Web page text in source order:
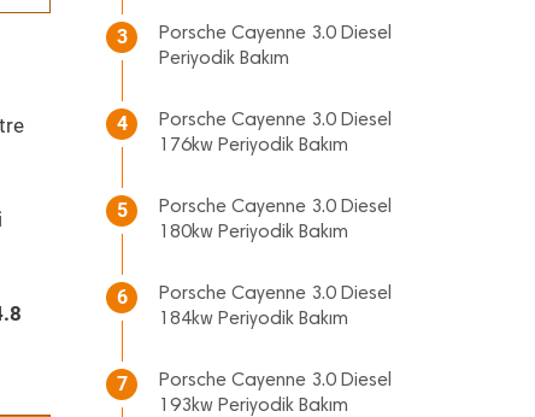
3
Porsche Cayenne 3.0 Diesel
Periyodik Bakım
4
Porsche Cayenne 3.0 Diesel
176kw Periyodik Bakım
5
Porsche Cayenne 3.0 Diesel
180kw Periyodik Bakım
6
Porsche Cayenne 3.0 Diesel
184kw Periyodik Bakım
7
Porsche Cayenne 3.0 Diesel
193kw Periyodik Bakım